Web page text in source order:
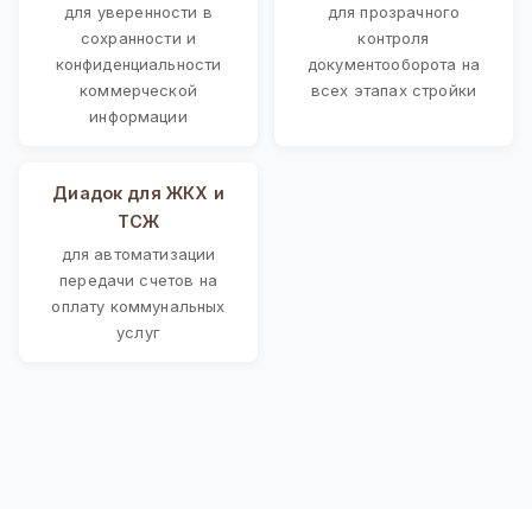
для уверенности в
сохранности и
конфиденциальности
коммерческой
информации
для прозрачного
контроля
документооборота на
всех этапах стройки
Диадок для ЖКХ и
ТСЖ
для автоматизации
передачи счетов на
оплату коммунальных
услуг